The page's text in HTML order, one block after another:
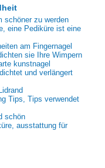
schöner zu werden
eine Pediküre ist eine
am Fingernagel
sie Ihre Wimpern
kunstnagel
und verlängert
Tips, Tips verwendet
schön
ausstattung für